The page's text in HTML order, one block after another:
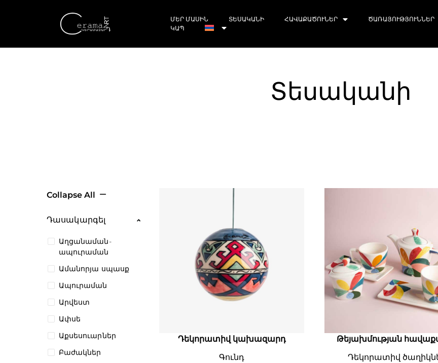
ՄԵՐ ՄԱՍԻՆ ՏԵՍԱԿԱՆԻ ՀԱՎԱՔԱԾՈՒՆԵՐ ԾԱՌԱՅՈՒԹՅՈՒՆՆԵՐ
ԿԱՊ
Տեսականի
Collapse All
Դասակարգել
Աղցանաման-
ապուրաման
Ամանորյա սպասք
Ապուրաման
Արվեստ
Ափսե
Աքսեսուարներ
Բաժակներ
Դեկորատիվ կախազարդ
Գունդ
Թեյախմության
Դեկորատիվ